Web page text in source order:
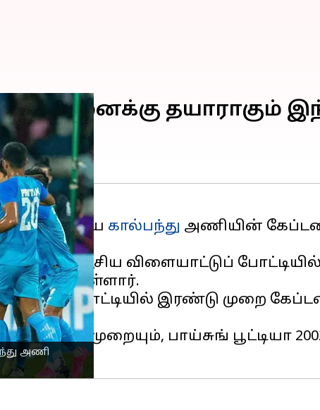
அணி
சாதனைக்கு தயாராகும்
யில் இந்திய கால்பந்து அணியின்
ஆசிய விளையாட்டுப்
உள்ளார்.
போட்டியில் இரண்டு முறை
முறையும், பாய்சுங் பூட்டியா